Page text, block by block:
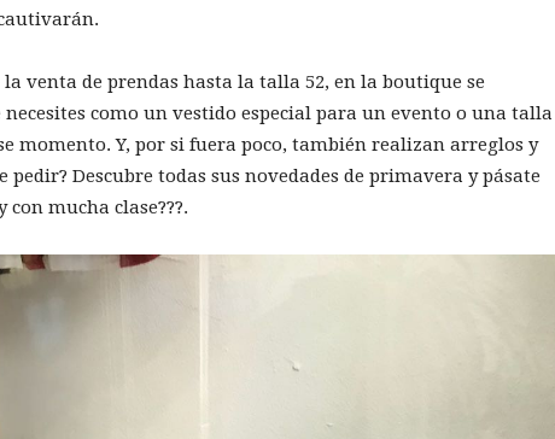
la venta de prendas hasta la talla 52, en la boutique se
como un vestido especial para un evento o una talla
momento. Y, por si fuera poco, también realizan arreglos y
pedir? Descubre todas sus novedades de primavera y pásate
mucha clase???.